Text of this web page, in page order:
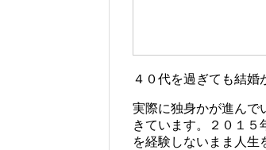
４０代を過ぎても結婚
実際に独身かが進んで
きています。２０１５
を経験しないまま人生